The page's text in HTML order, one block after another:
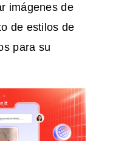
imágenes de
de estilos de
para su